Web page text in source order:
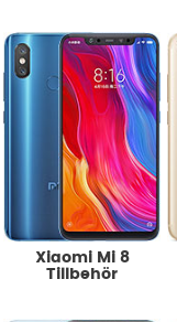
Xiaomi Mi 8
Tillbehör